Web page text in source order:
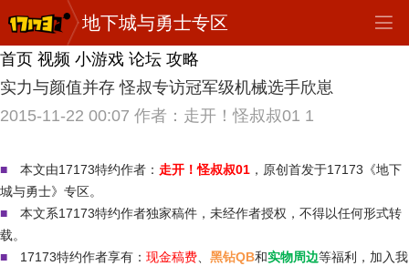
地下城与勇士专区
首页 视频 小游戏 论坛 攻略
实力与颜值并存 怪叔专访冠军级机械选手欣崽
2015-11-22 00:07 作者：走开！怪叔叔01 1
■ 本文由17173特约作者： 走开！怪叔叔01 ，原创首发于17173《地下
城与勇士》专区。
■ 本文系17173特约作者独家稿件，未经作者授权，不得以任何形式转
载。
■ 17173特约作者享有： 现金稿费、 黑钻QB和实物周边等福利，加入我